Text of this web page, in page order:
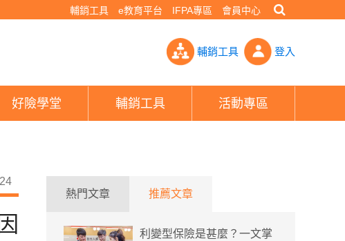
輔銷工具 e教育平台 IFPA專區 會員中心
潰「如何付清這筆錢？」 疫情止不住原因出在沒保險- PHEW!好險網
輔銷工具 登入
好險學堂 輔銷工具 活動專區
熱門文章 推薦文章
利變型保險是甚麼？一文掌